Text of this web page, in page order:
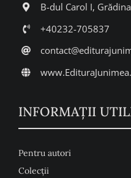
B-dul Carol I,
+40232-705837
INFORMAŢII
Pentru autori
Colecţii